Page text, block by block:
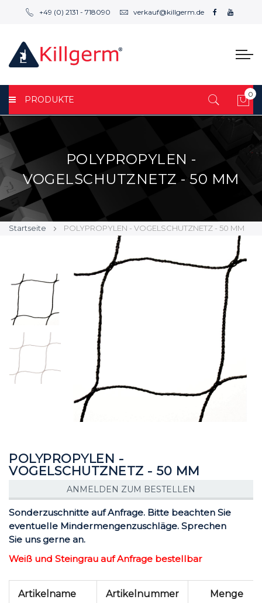
+49 (0) 2131 - 718090 verkauf@killgerm.de
PRODUKTE
0
POLYPROPYLEN -
VOGELSCHUTZNETZ - 50 MM
Startseite POLYPROPYLEN - VOGELSCHUTZNETZ - 50 MM
Bildgalerie
springen
Bildgalerie
springen
POLYPROPYLEN -
VOGELSCHUTZNETZ - 50 MM
ANMELDEN ZUM BESTELLEN
Sonderzuschnitte auf Anfrage. Bitte beachten Sie
eventuelle Mindermengenzuschläge. Sprechen
Sie uns gerne an.
Weiß und Steingrau auf Anfrage bestellbar
Artikel
Artikelname Artikelnummer Menge